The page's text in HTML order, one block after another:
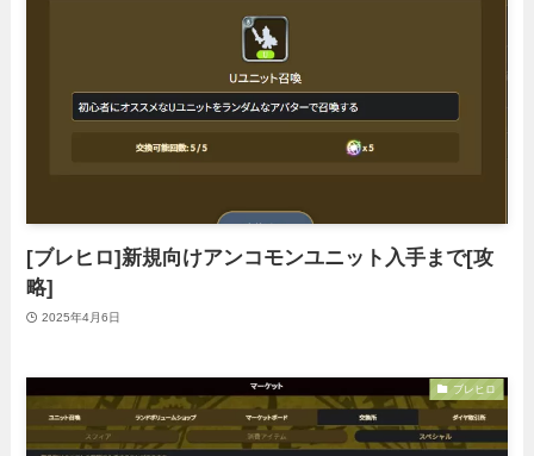
[ブレヒロ]新規向けアンコモンユニット入手まで[攻
略]
2025年4月6日
ブレヒロ